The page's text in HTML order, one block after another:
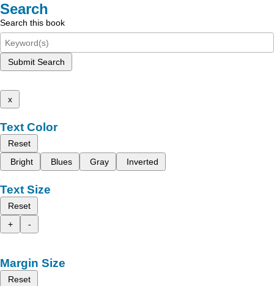
Search
Search this book
Submit Search
x
Text Color
Reset
Bright
Blues Gray Inverted
Text Size
Reset
+
-
Margin Size
Reset